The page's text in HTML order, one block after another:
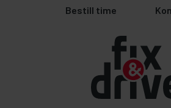
Bestill time